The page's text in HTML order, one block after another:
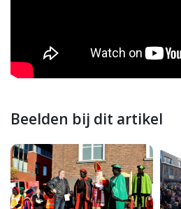
Beelden bij dit artikel